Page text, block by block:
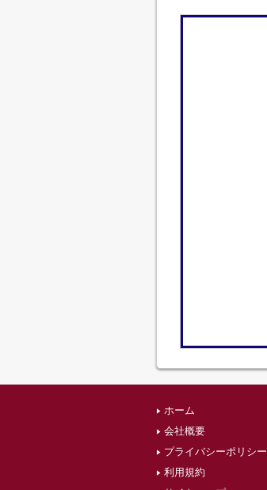
ホーム
会社概要
プライバシーポリシー
利用規約